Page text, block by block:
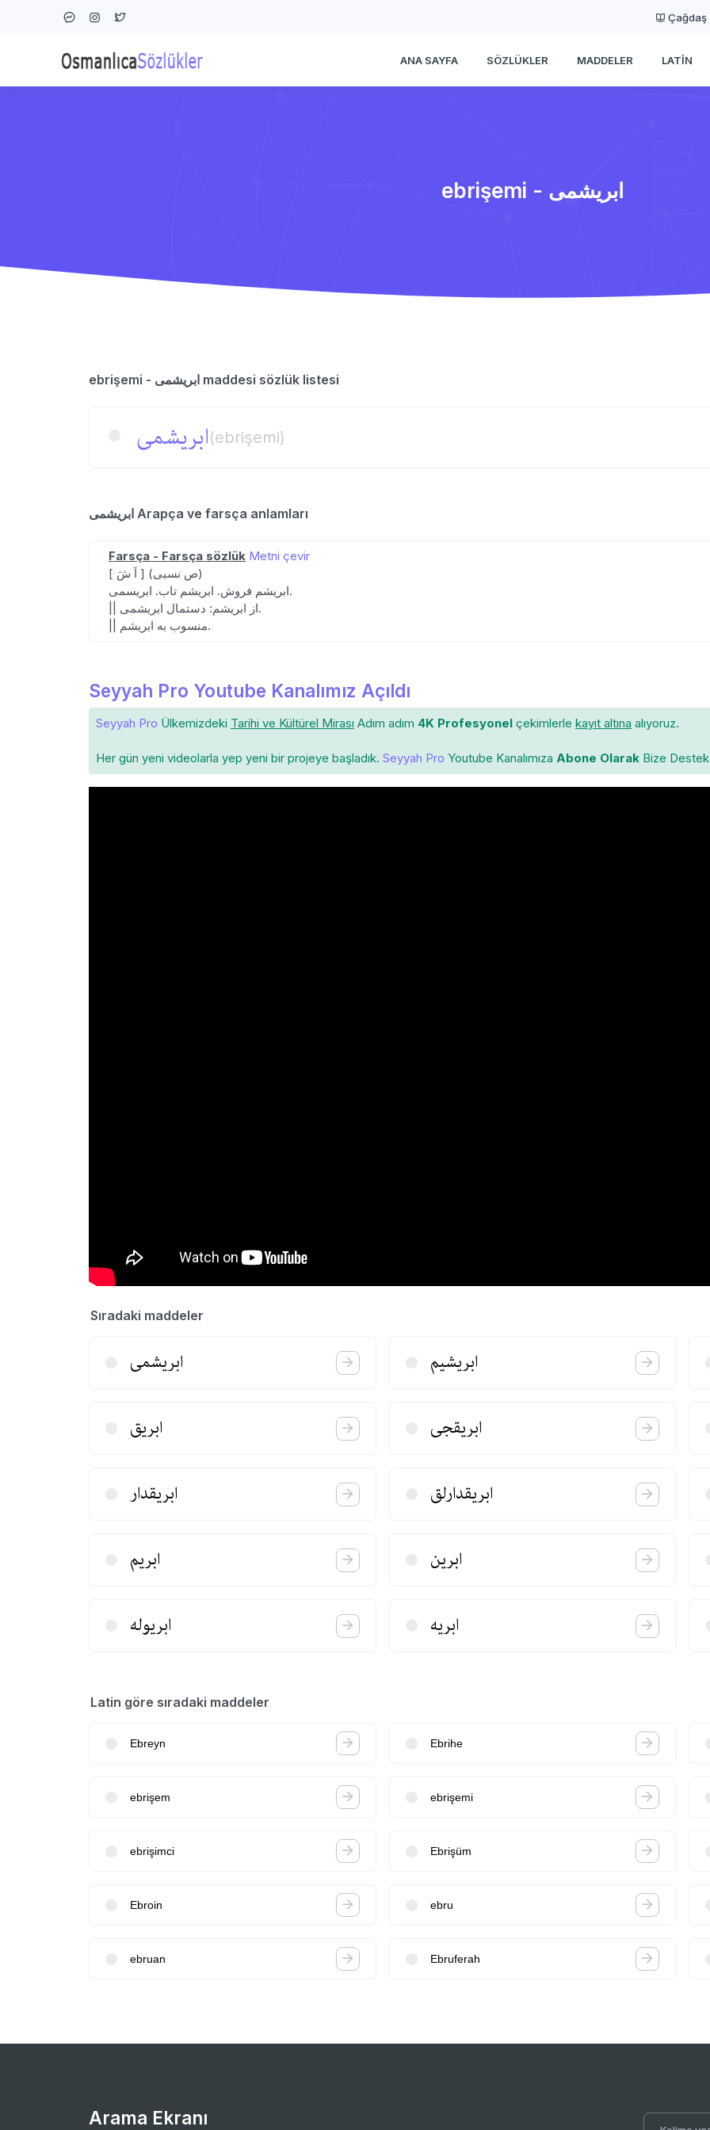
Çağdaş
ANA SAYFA SÖZLÜKLER MADDELER LATIN
ebrişemi - ابریشمی
ebrişemi - ابریشمی maddesi sözlük listesi
ابریشمی(ebrişemi)
ابریشمی Arapça ve farsça anlamları
Farsça - Farsça sözlük Metni çevir
[ اَ شَ ] (ص نسبی)
ابریشم فروش. ابریشم تاب. ابریسمی.
|| از ابریشم: دستمال ابریشمی.
|| منسوب به ابریشم.
Seyyah Pro Youtube Kanalımız Açıldı
Seyyah Pro Ülkemizdeki Tarihi ve Kültürel Mirası Adım adım 4K Profesyonel çekimlerle kayıt altına alıyoruz.
Her gün yeni videolarla yep yeni bir projeye başladık. Seyyah Pro Youtube Kanalımıza Abone Olarak Bize Destek
Sıradaki maddeler
ابریشمی ابریشیم
ابریق ابریقجی
ابریقدار ابریقدارلق
ابریم ابرین
ابریوله ابریه
Latin göre sıradaki maddeler
Ebreyn Ebrihe
ebrişem ebrişemi
ebrişimci Ebrişüm
Ebroin ebru
ebruan Ebruferah
Arama Ekranı